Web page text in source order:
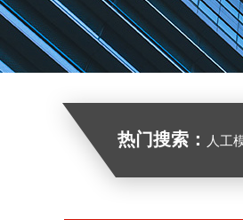
热门搜索： 人工